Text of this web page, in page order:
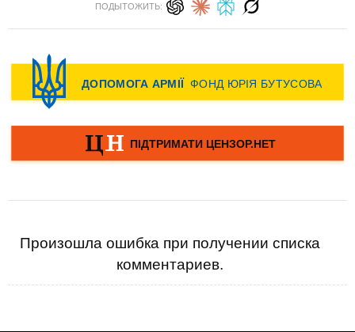
ПОДЫТОЖИТЬ:
Произошла ошибка при получении списка
комментариев.